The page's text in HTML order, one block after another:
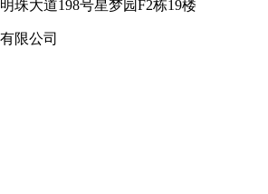
珠大道198号星梦园F2栋19楼
限公司